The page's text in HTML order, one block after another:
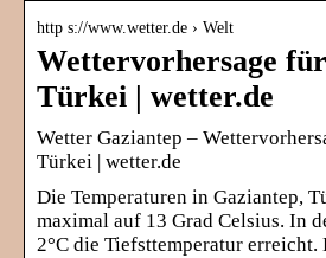
http s://www.wetter.de › Welt
Wettervorhersage
Türkei | wetter.de
Wetter Gaziantep –
Türkei | wetter.de
Die Temperaturen in Gaziantep,
maximal auf 13 Grad Celsius. In
2°C die Tiefsttemperatur